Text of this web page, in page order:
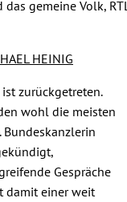
gemeine Volk, RTL
HEINIG
zurückgetreten.
wohl die meisten
Bundeskanzlerin
Gespräche
damit einer weit